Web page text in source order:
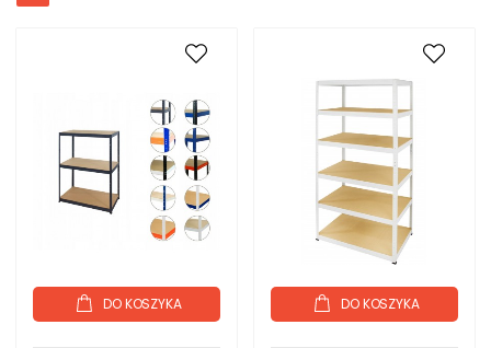
DO KOSZYKA DO KOSZYKA